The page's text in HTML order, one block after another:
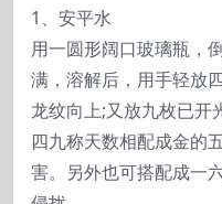
1、安平水
用一圆形阔口玻璃瓶，
满，溶解后，用手轻放
龙纹向上;又放九枚已开
四九称天数相配成金的
害。另外也可搭配成一